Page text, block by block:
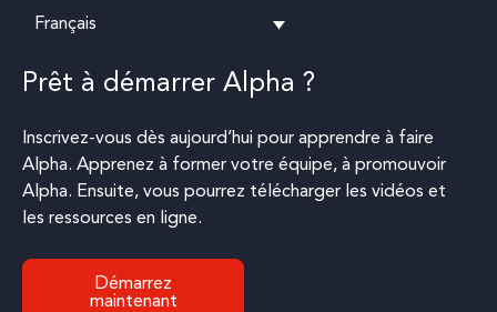
Français
Prêt à démarrer Alpha ?
Inscrivez-vous dès aujourd’hui pour apprendre à faire
Alpha. Apprenez à former votre équipe, à promouvoir
Alpha. Ensuite, vous pourrez télécharger les vidéos et
les ressources en ligne.
Démarrez
maintenant